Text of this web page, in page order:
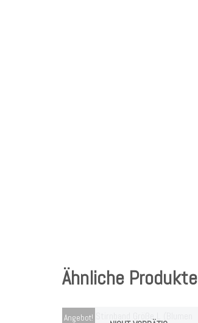
Ähnliche Produkte
Angebot!